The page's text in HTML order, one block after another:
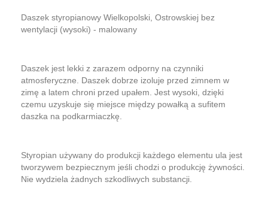
Daszek styropianowy Wielkopolski, Ostrowskiej bez
wentylacji (wysoki) - malowany
Daszek jest lekki z zarazem odporny na czynniki
atmosferyczne. Daszek dobrze izoluje przed zimnem w
zimę a latem chroni przed upałem. Jest wysoki, dzięki
czemu uzyskuje się miejsce między powałką a sufitem
daszka na podkarmiaczkę.
Styropian używany do produkcji każdego elementu ula jest
tworzywem bezpiecznym jeśli chodzi o produkcję żywności.
Nie wydziela żadnych szkodliwych substancji.